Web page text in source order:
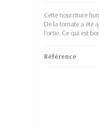
Cette nourriture
De la tomate a été
l'ortie. Ce qui est
Référence